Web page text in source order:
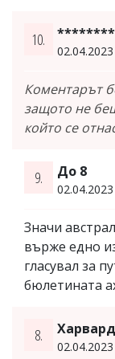
10.
Коментарът
защото не
който се
9. До 8
Значи
върже едно
гласувал за
бюлетината
8.